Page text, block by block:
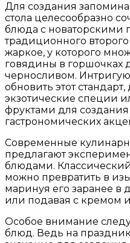
Для создания
стола целесообразно
блюда с
традиционного
жаркое, у которого
говядины в горшочках
черносливом.
обновить этот
экзотические специи
фруктами для
гастрономических
Современные
предлагают
блюдами.
можно превратить в
маринуя его заранее в
или подавая с кремом
Особое внимание
блюд. Ведь на